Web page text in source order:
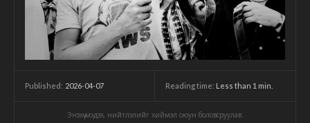
Published: 2026-04-07 Reading time: Less than 1 min.
Энэхүү мэдээ, нийтлэлийг хиймэл оюун боловсруулав.